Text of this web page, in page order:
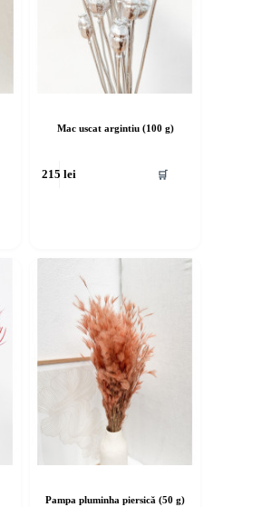
Mac uscat argintiu (100 g)
215lei 🛒
Pampa pluminha piersică (50 g)